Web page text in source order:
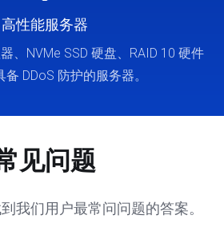
高性能服务器
、NVMe SSD 硬盘、RAID 10 硬件
DDoS 防护的服务器。
见问题
我们用户最常问问题的答案。